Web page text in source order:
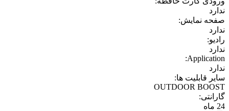
ندارد
صفحه نمایش:
ندارد
رادیو:
ندارد
Application:
ندارد
سایر قابلیت ها:
OUTDOOR BOOST
گارانتی:
24 ماه